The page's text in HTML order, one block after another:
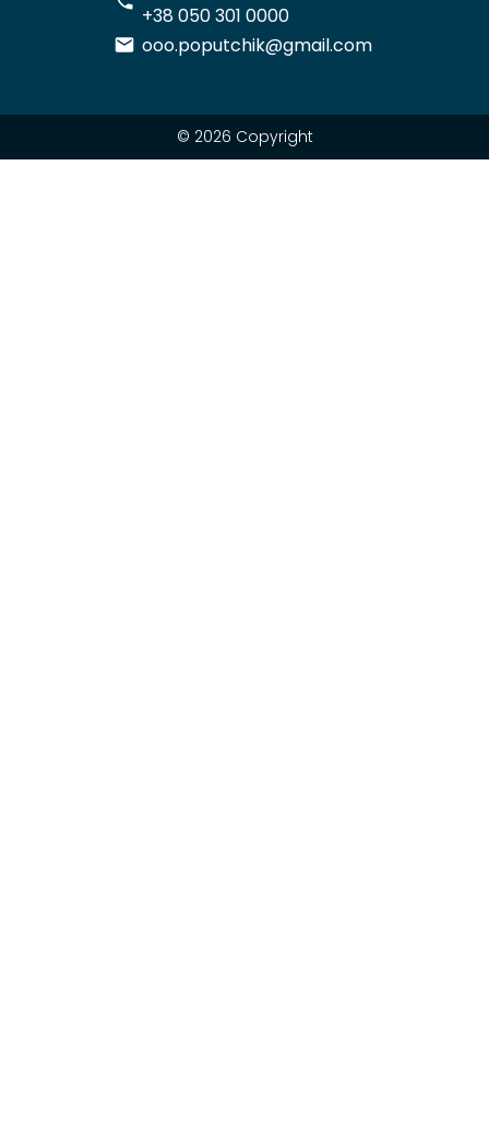
+38 050 301 0000
ooo.poputchik@gmail.com
© 2026 Copyright